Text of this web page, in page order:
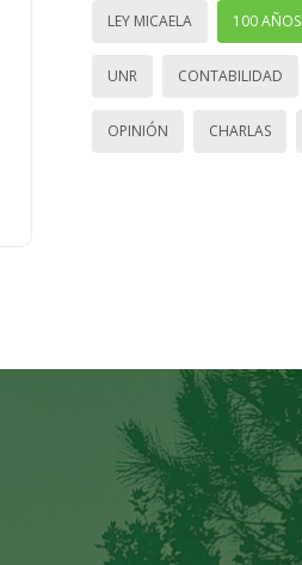
LEY MICAELA 100 AÑOS
UNR CONTABILIDAD
OPINIÓN CHARLAS